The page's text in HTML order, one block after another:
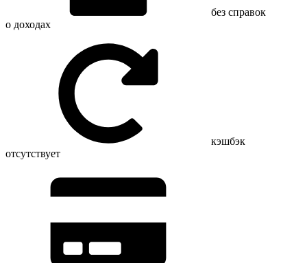
без справок
о доходах
кэшбэк
отсутствует